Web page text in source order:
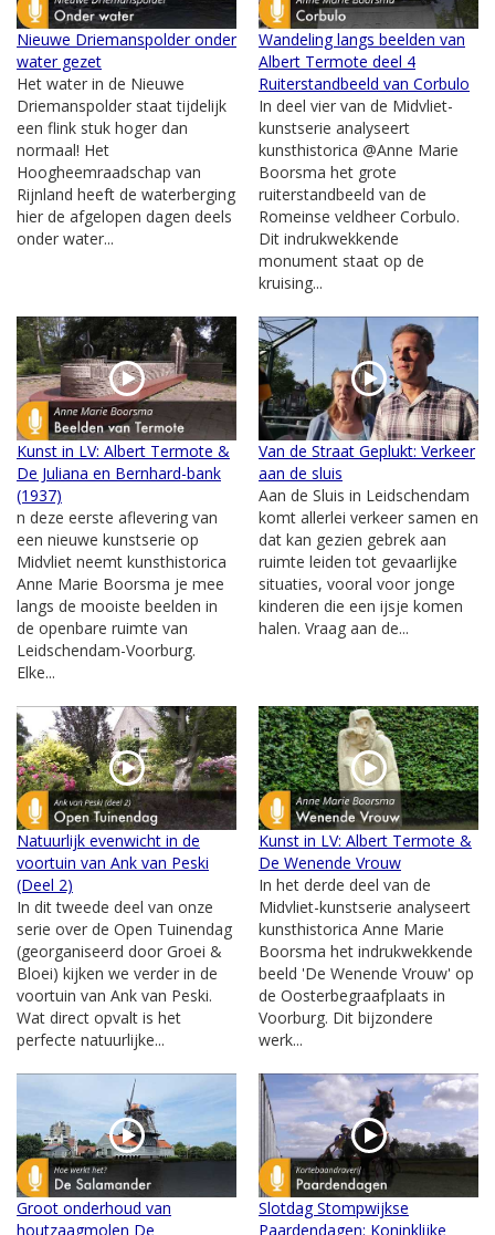
Nieuwe Driemanspolder onder
water gezet
Het water in de Nieuwe
Driemanspolder staat tijdelijk
een flink stuk hoger dan
normaal! Het
Hoogheemraadschap van
Rijnland heeft de waterberging
hier de afgelopen dagen deels
onder water...
Wandeling langs beelden van
Albert Termote deel 4
Ruiterstandbeeld van Corbulo
In deel vier van de Midvliet-
kunstserie analyseert
kunsthistorica @Anne Marie
Boorsma het grote
ruiterstandbeeld van de
Romeinse veldheer Corbulo.
Dit indrukwekkende
monument staat op de
kruising...
Kunst in LV: Albert Termote &
De Juliana en Bernhard-bank
(1937)
n deze eerste aflevering van
een nieuwe kunstserie op
Midvliet neemt kunsthistorica
Anne Marie Boorsma je mee
langs de mooiste beelden in
de openbare ruimte van
Leidschendam-Voorburg.
Elke...
Van de Straat Geplukt: Verkeer
aan de sluis
Aan de Sluis in Leidschendam
komt allerlei verkeer samen en
dat kan gezien gebrek aan
ruimte leiden tot gevaarlijke
situaties, vooral voor jonge
kinderen die een ijsje komen
halen. Vraag aan de...
Natuurlijk evenwicht in de
voortuin van Ank van Peski
(Deel 2)
In dit tweede deel van onze
serie over de Open Tuinendag
(georganiseerd door Groei &
Bloei) kijken we verder in de
voortuin van Ank van Peski.
Wat direct opvalt is het
perfecte natuurlijke...
Kunst in LV: Albert Termote &
De Wenende Vrouw
In het derde deel van de
Midvliet-kunstserie analyseert
kunsthistorica Anne Marie
Boorsma het indrukwekkende
beeld 'De Wenende Vrouw' op
de Oosterbegraafplaats in
Voorburg. Dit bijzondere
werk...
Groot onderhoud van
houtzaagmolen De
Slotdag Stompwijkse
Paardendagen: Koninklijke